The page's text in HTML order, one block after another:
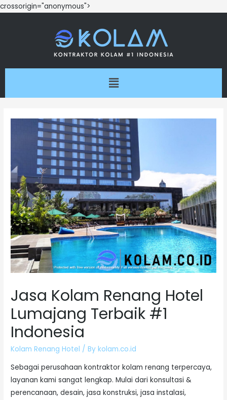
crossorigin="anonymous">
Jasa Kolam Renang Hotel
Lumajang Terbaik #1
Indonesia
Kolam Renang Hotel / Bykolam.co.id
Sebagai perusahaan kontraktor kolam renang terpercaya,
layanan kami sangat lengkap. Mulai dari konsultasi &
perencanaan, desain, jasa konstruksi, jasa instalasi,